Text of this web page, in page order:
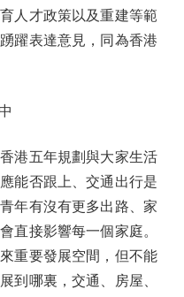
人才政策以及重建等範
躍表達意見，同為香港
五年規劃與大家生活
能否跟上、交通出行是
年有沒有更多出路、家
直接影響每一個家庭。
重要發展空間，但不能
到哪裏，交通、房屋、